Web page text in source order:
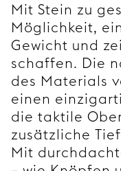
Mit Stein zu
Möglichkeit,
Gewicht und
schaffen. Die
des Materials
einen
die taktile
zusätzliche
Mit